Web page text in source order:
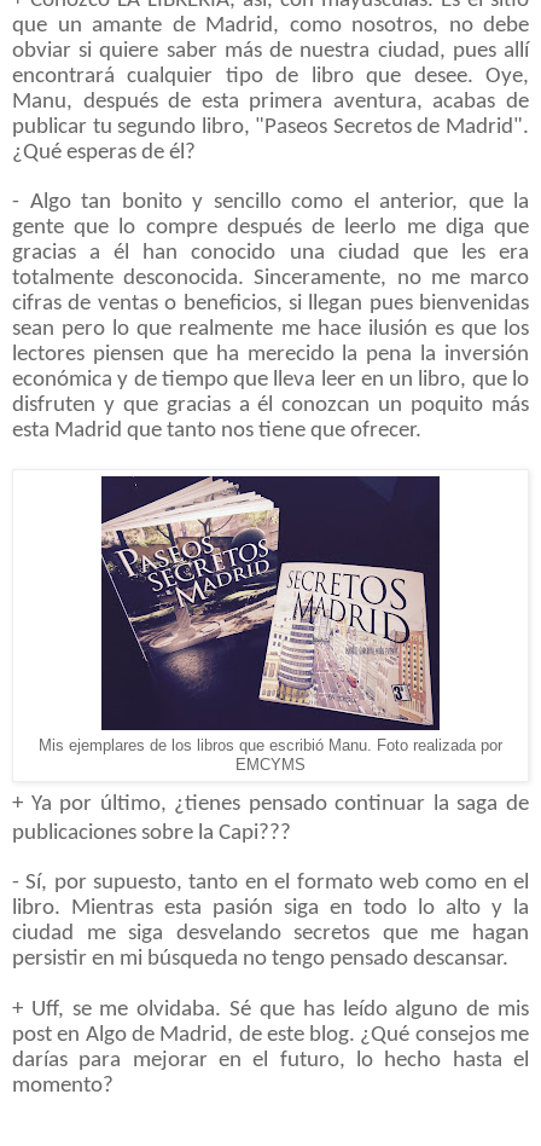
que un amante de Madrid, como nosotros, no debe
obviar si quiere saber más de nuestra ciudad, pues allí
encontrará cualquier tipo de libro que desee. Oye,
Manu, después de esta primera aventura, acabas de
publicar tu segundo libro, "Paseos Secretos de Madrid".
¿Qué esperas de él?
- Algo tan bonito y sencillo como el anterior, que la
gente que lo compre después de leerlo me diga que
gracias a él han conocido una ciudad que les era
totalmente desconocida. Sinceramente, no me marco
cifras de ventas o beneficios, si llegan pues bienvenidas
sean pero lo que realmente me hace ilusión es que los
lectores piensen que ha merecido la pena la inversión
económica y de tiempo que lleva leer en un libro, que lo
disfruten y que gracias a él conozcan un poquito más
esta Madrid que tanto nos tiene que ofrecer.
Mis ejemplares de los libros que escribió Manu. Foto realizada por
EMCYMS
+ Ya por último, ¿tienes pensado continuar la saga de
publicaciones sobre la Capi???
- Sí, por supuesto, tanto en el formato web como en el
libro. Mientras esta pasión siga en todo lo alto y la
ciudad me siga desvelando secretos que me hagan
persistir en mi búsqueda no tengo pensado descansar.
+ Uff, se me olvidaba. Sé que has leído alguno de mis
post en Algo de Madrid, de este blog. ¿Qué consejos me
darías para mejorar en el futuro, lo hecho hasta el
momento?